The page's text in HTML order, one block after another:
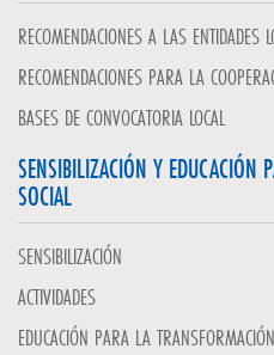
RECOMENDACIONES A LAS ENTIDADES
RECOMENDACIONES PARA LA
BASES DE CONVOCATORIA LOCAL
SENSIBILIZACIÓN Y EDUCACIÓN
SOCIAL
SENSIBILIZACIÓN
ACTIVIDADES
EDUCACIÓN PARA LA